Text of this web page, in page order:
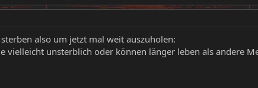
also um jetzt mal weit auszuholen:
vielleicht unsterblich oder können länger leben als andere